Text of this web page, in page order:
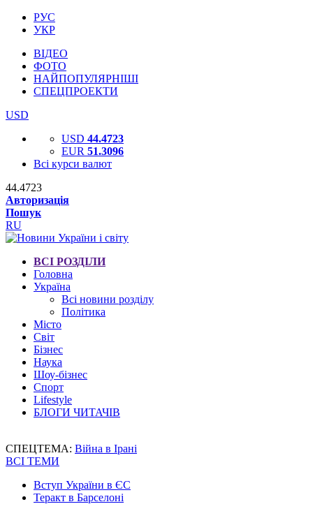
РУС
УКР
ВІДЕО
ФОТО
НАЙПОПУЛЯРНІШІ
СПЕЦПРОЕКТИ
USD
USD 44.4723
EUR 51.3096
Всі курси валют
44.4723
Авторизація
Пошук
RU
ВСІ РОЗДІЛИ
Головна
Україна
Всі новини розділу
Політика
Місто
Світ
Бізнес
Наука
Шоу-бізнес
Спорт
Lifestyle
БЛОГИ ЧИТАЧІВ
СПЕЦТЕМА: Війна в Ірані
ВСІ ТЕМИ
Вступ України в ЄС
Теракт в Барселоні